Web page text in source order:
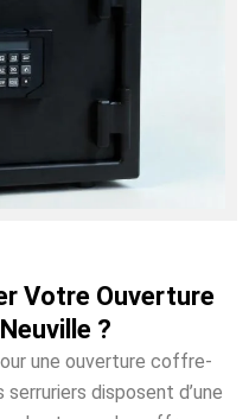
Votre Ouverture
?
une ouverture coffre-
disposent d’une